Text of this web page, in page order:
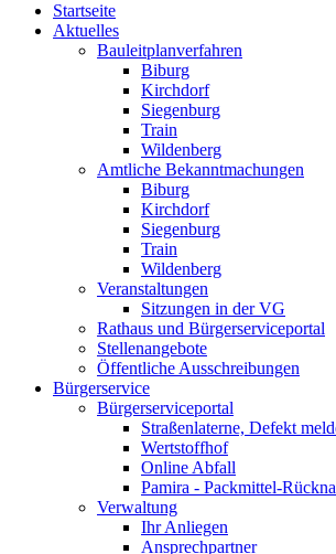
Startseite
Aktuelles
Bauleitplanverfahren
Biburg
Kirchdorf
Siegenburg
Train
Wildenberg
Amtliche Bekanntmachungen
Biburg
Kirchdorf
Siegenburg
Train
Wildenberg
Veranstaltungen
Sitzungen in der VG
Rathaus und Bürgerserviceportal
Stellenangebote
Öffentliche Ausschreibungen
Bürgerservice
Bürgerserviceportal
Straßenlaterne, Defekt
Wertstoffhof
Online Abfall
Pamira - Packmittel-
Verwaltung
Ihr Anliegen
Ansprechpartner